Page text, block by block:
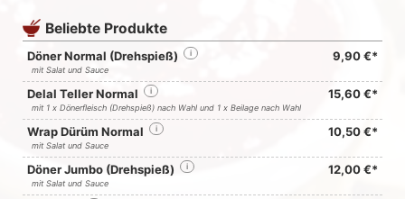
Beliebte Produkte
Döner Normal (Drehspieß) i 9,90 €*
mit Salat und Sauce
Delal Teller Normal i 15,60 €*
mit 1 x Dönerfleisch (Drehspieß) nach Wahl und 1 x Beilage nach Wahl
Wrap Dürüm Normal i 10,50 €*
mit Salat und Sauce
Döner Jumbo (Drehspieß) i 12,00 €*
mit Salat und Sauce